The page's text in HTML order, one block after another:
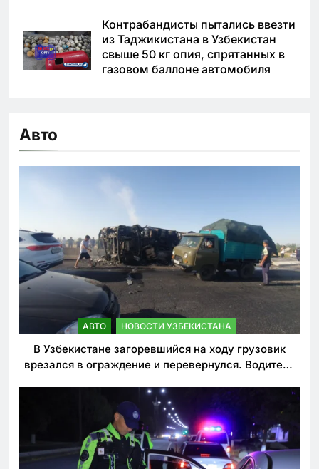
Контрабандисты пытались ввезти
из Таджикистана в Узбекистан
свыше 50 кг опия, спрятанных в
газовом баллоне автомобиля
Авто
АВТО НОВОСТИ УЗБЕКИСТАНА
В Узбекистане загоревшийся на ходу грузовик
врезался в ограждение и перевернулся. Водитель